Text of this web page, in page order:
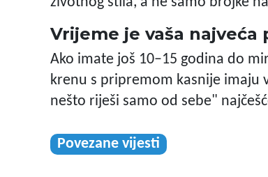
Vrijeme je vaša najveća
Ako imate još 10–15 godina do
krenu s pripremom kasnije imaju
nešto riješi samo od sebe"
Povezane vijesti